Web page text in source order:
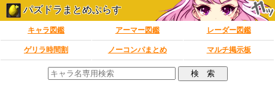
パズドラまとめぷらす
キャラ図鑑 アーマー図鑑 レーダー図鑑
ゲリラ時間割 ノーコンパまとめ マルチ掲示板